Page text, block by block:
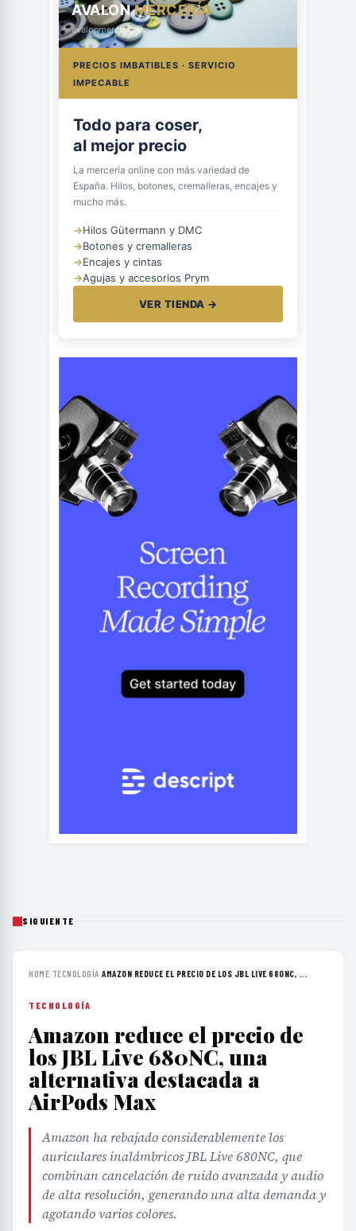
AVALONMERCERÍA
avalonmerceria.es
PRECIOS IMBATIBLES · SERVICIO
IMPECABLE
Todo para coser,
al mejor precio
La mercería online con más variedad de
España. Hilos, botones, cremalleras, encajes y
mucho más.
→Hilos Gütermann y DMC
→Botones y cremalleras
→Encajes y cintas
→Agujas y accesorios Prym
VER TIENDA →
SIGUIENTE
HOME› TECNOLOGÍA›AMAZON REDUCE EL PRECIO DE LOS JBL LIVE 680NC, ...
TECNOLOGÍA
Amazon reduce el precio de
los JBL Live 680NC, una
alternativa destacada a
AirPods Max
Amazon ha rebajado considerablemente los
auriculares inalámbricos JBL Live 680NC, que
combinan cancelación de ruido avanzada y audio
de alta resolución, generando una alta demanda y
agotando varios colores.